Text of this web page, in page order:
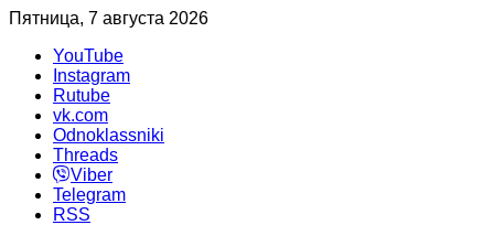
Пятница, 7 августа 2026
YouTube
Instagram
Rutube
vk.com
Odnoklassniki
Threads
Viber
Telegram
RSS